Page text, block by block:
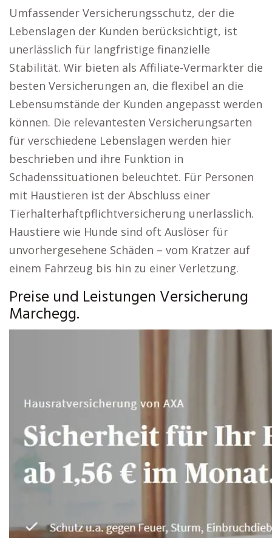
Umfassender Versicherungsschutz, der die
Lebenslagen der Kunden berücksichtigt, ist
unerlässlich für langfristige finanzielle
Stabilität. Wir bieten als Affiliate-Vermarkter die
besten Versicherungen an, die flexibel an die
Lebensumstände der Kunden angepasst werden
können. Die relevantesten Versicherungsarten
für verschiedene Lebenslagen werden hier
beschrieben und ihre Funktion in
Schadenssituationen beleuchtet. Für Personen
mit Haustieren ist der Abschluss einer
Tierhalterhaftpflichtversicherung unerlässlich.
Haustiere wie Hunde sind oft Auslöser für
unvorhergesehene Schäden – vom Kratzer auf
einem Fahrzeug bis hin zu einer Verletzung.
Preise und Leistungen Versicherung
Marchegg.